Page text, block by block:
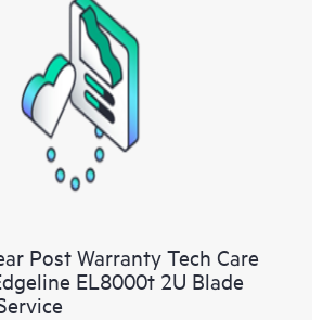
를 열지 않고도 특정 활동을 수행할
지식 리소스 포털이 제공됩니다. HPE
엣지부터 클라우드까지 우수한 운영
을 지원하는 HPE 리소스에 대한 액
Post Warranty Tech Care
EL8000t 2U Blade